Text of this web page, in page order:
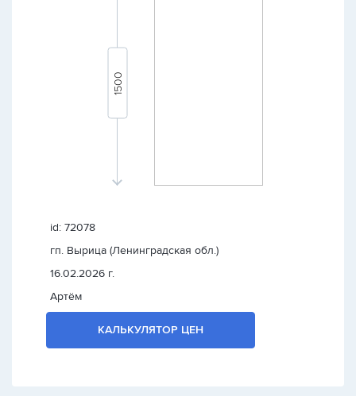
id: 72078
гп. Вырица (Ленинградская обл.)
16.02.2026 г.
Артём
КАЛЬКУЛЯТОР ЦЕН